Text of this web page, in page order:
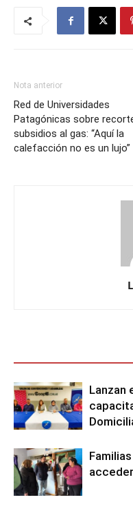
Nota anterior
Red de Universidades
Patagónicas sobre
subsidios al gas: “Aquí la
calefacción no es un lujo”
Lanzan